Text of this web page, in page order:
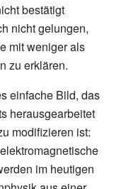
bestätigt
nicht gelungen,
mit weniger als
zu erklären.
einfache Bild, das
herausgearbeitet
modifizieren ist:
im heutigen